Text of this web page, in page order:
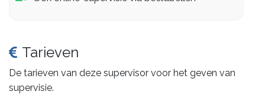
Tarieven
De tarieven van deze supervisor voor het geven van
supervisie.